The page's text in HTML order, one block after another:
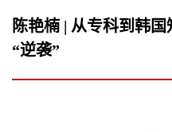
陈艳楠 | 从专科到韩
“逆袭”